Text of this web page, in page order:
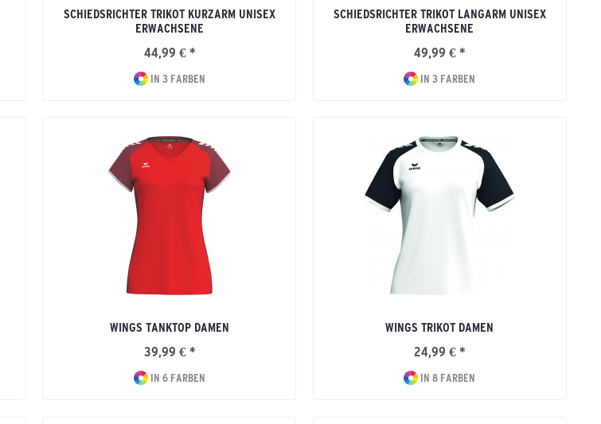
SCHIEDSRICHTER TRIKOT KURZARM UNISEX
ERWACHSENE
44,99 € *
IN 3 FARBEN
SCHIEDSRICHTER TRIKOT LANGARM UNISEX
ERWACHSENE
49,99 € *
IN 3 FARBEN
WINGS TANKTOP DAMEN
39,99 € *
IN 6 FARBEN
WINGS TRIKOT DAMEN
24,99 € *
IN 8 FARBEN